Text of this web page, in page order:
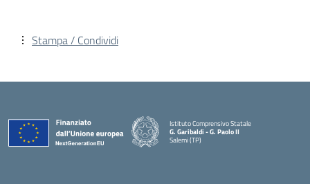
Stampa / Condividi
Istituto Comprensivo Statale
G. Garibaldi - G. Paolo II
Salemi (TP)